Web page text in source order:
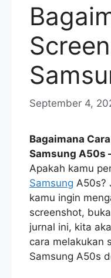
September 4,
Bagaimana
Samsung A50s
Apakah kamu
Samsung A50s?
kamu ingin
screenshot,
jurnal ini, kita
cara melakukan
Samsung A50s